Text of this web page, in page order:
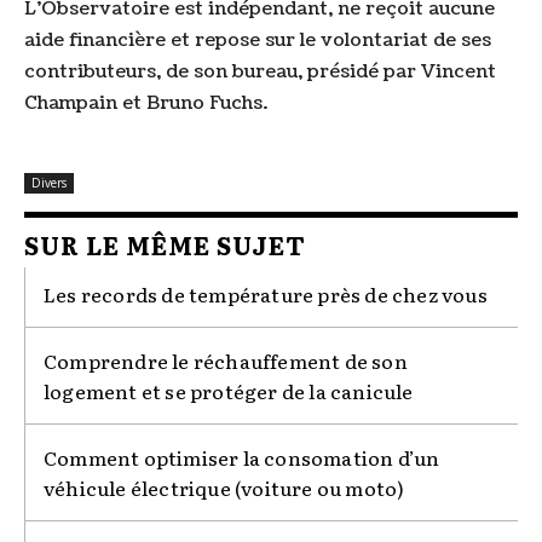
L'Observatoire est indépendant, ne reçoit aucune
aide financière et repose sur le volontariat de ses
contributeurs, de son bureau, présidé par Vincent
Champain et Bruno Fuchs.
Divers
SUR LE MÊME SUJET
Les records de température près de chez vous
Comprendre le réchauffement de son
logement et se protéger de la canicule
Comment optimiser la consomation d’un
véhicule électrique (voiture ou moto)